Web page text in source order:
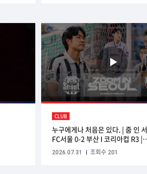
CLUB
누구에게나 처음은 있다. | 줌 인
FC서울 0-2 부산 I 코리아컵 R3 |
2026.07.29(WED) | Sponsored
Nord VPN
2026.07.31 조회수 201